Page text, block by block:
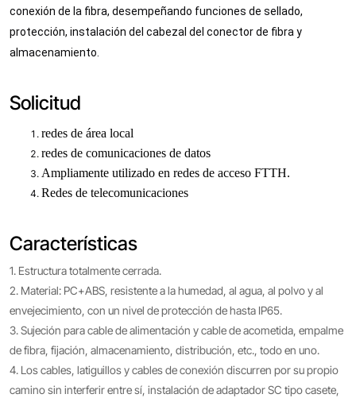
conexión de la fibra, desempeñando funciones de sellado,
protección, instalación del cabezal del conector de fibra y
almacenamiento.
Solicitud
redes de área local
redes de comunicaciones de datos
Ampliamente utilizado en redes de acceso FTTH.
Redes de telecomunicaciones
Características
1. Estructura totalmente cerrada.
2. Material: PC+ABS, resistente a la humedad, al agua, al polvo y al
envejecimiento, con un nivel de protección de hasta IP65.
3. Sujeción para cable de alimentación y cable de acometida, empalme
de fibra, fijación, almacenamiento, distribución, etc., todo en uno.
4. Los cables, latiguillos y cables de conexión discurren por su propio
camino sin interferir entre sí, instalación de adaptador SC tipo casete,